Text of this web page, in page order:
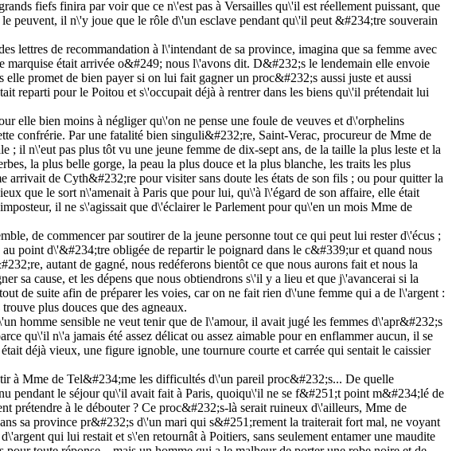
fiefs finira par voir que ce n\'est pas à Versailles qu\'il est réellement puissant, que
peuvent, il n\'y joue que le rôle d\'un esclave pendant qu\'il peut &#234;tre souverain
lettres de recommandation à l\'intendant de sa province, imagina que sa femme avec
marquise était arrivée o&#249; nous l\'avons dit. D&#232;s le lendemain elle envoie
promet de bien payer si on lui fait gagner un proc&#232;s aussi juste et aussi
reparti pour le Poitou et s\'occupait déjà à rentrer dans les biens qu\'il prétendait lui
elle bien moins à négliger qu\'on ne pense une foule de veuves et d\'orphelins
confrérie. Par une fatalité bien singuli&#232;re, Saint-Verac, procureur de Mme de
il n\'eut pas plus tôt vu une jeune femme de dix-sept ans, de la taille la plus leste et la
la plus belle gorge, la peau la plus douce et la plus blanche, les traits les plus
de Cyth&#232;re pour visiter sans doute les états de son fils ; ou pour quitter la
que le sort n\'amenait à Paris que pour lui, qu\'à l\'égard de son affaire, elle était
il ne s\'agissait que d\'éclairer le Parlement pour qu\'en un mois Mme de
de commencer par soutirer de la jeune personne tout ce qui peut lui rester d\'écus ;
point d\'&#234;tre obligée de repartir le poignard dans le c&#339;ur et quand nous
autant de gagné, nous redéferons bientôt ce que nous aurons fait et nous la
sa cause, et les dépens que nous obtiendrons s\'il y a lieu et que j\'avancerai si la
de suite afin de préparer les voies, car on ne fait rien d\'une femme qui a de l\'argent :
plus douces que des agneaux.
homme sensible ne veut tenir que de l\'amour, il avait jugé les femmes d\'apr&#232;s
qu\'il n\'a jamais été assez délicat ou assez aimable pour en enflammer aucun, il se
déjà vieux, une figure ignoble, une tournure courte et carrée qui sentait le caissier
à Mme de Tel&#234;me les difficultés d\'un pareil proc&#232;s... De quelle
pendant le séjour qu\'il avait fait à Paris, quoiqu\'il ne se f&#251;t point m&#234;lé de
prétendre à le débouter ? Ce proc&#232;s-là serait ruineux d\'ailleurs, Mme de
sa province pr&#232;s d\'un mari qui s&#251;rement la traiterait fort mal, ne voyant
qui lui restait et s\'en retournât à Poitiers, sans seulement entamer une maudite